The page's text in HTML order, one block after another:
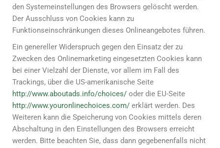
den Systemeinstellungen des Browsers gelöscht werden.
Der Ausschluss von Cookies kann zu
Funktionseinschränkungen dieses Onlineangebotes führen.
Ein genereller Widerspruch gegen den Einsatz der zu
Zwecken des Onlinemarketing eingesetzten Cookies kann
bei einer Vielzahl der Dienste, vor allem im Fall des
Trackings, über die US-amerikanische Seite
http://www.aboutads.info/choices/ oder die EU-Seite
http://www.youronlinechoices.com/ erklärt werden. Des
Weiteren kann die Speicherung von Cookies mittels deren
Abschaltung in den Einstellungen des Browsers erreicht
werden. Bitte beachten Sie, dass dann gegebenenfalls nicht